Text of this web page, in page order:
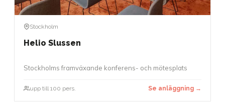
Stockholm
Helio Slussen
Stockholms framväxande konferens- och mötesplats
upp till 100 pers. Se anläggning →